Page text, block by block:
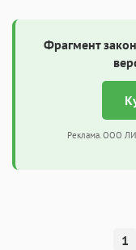
Фрагмент
Реклама. ООО
1